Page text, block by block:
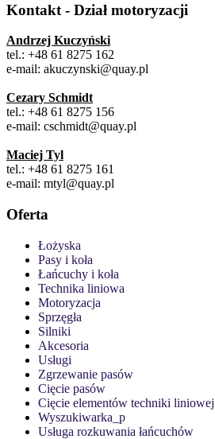
Kontakt - Dział motoryzacji
Andrzej Kuczyński
tel.: +48 61 8275 162
e-mail: akuczynski@quay.pl
Cezary Schmidt
tel.: +48 61 8275 156
e-mail: cschmidt@quay.pl
Maciej Tyl
tel.: +48 61 8275 161
e-mail: mtyl@quay.pl
Oferta
Łożyska
Pasy i koła
Łańcuchy i koła
Technika liniowa
Motoryzacja
Sprzęgła
Silniki
Akcesoria
Usługi
Zgrzewanie pasów
Cięcie pasów
Cięcie elementów techniki liniowej
Wyszukiwarka_p
Usługa rozkuwania łańcuchów